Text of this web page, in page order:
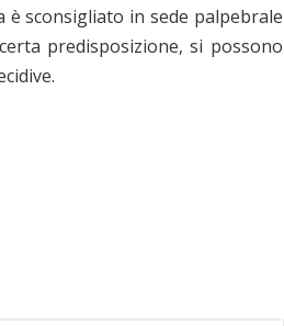
sconsigliato in sede palpebrale
predisposizione, si possono